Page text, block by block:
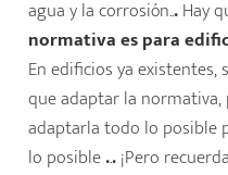
agua y la corrosión...Hay
normativa es para
En edificios ya
que adaptar la
adaptarla todo lo posible
lo posible...¡Pero